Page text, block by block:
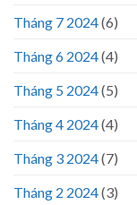
Tháng 7 2024(6)
Tháng 6 2024(4)
Tháng 5 2024(5)
Tháng 4 2024(4)
Tháng 3 2024(7)
Tháng 2 2024(3)